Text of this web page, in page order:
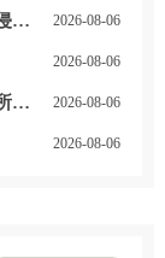
原
2026-08-06
2026-08-06
與
2026-08-06
2026-08-06